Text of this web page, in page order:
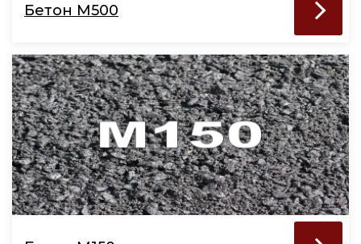
Бетон М500